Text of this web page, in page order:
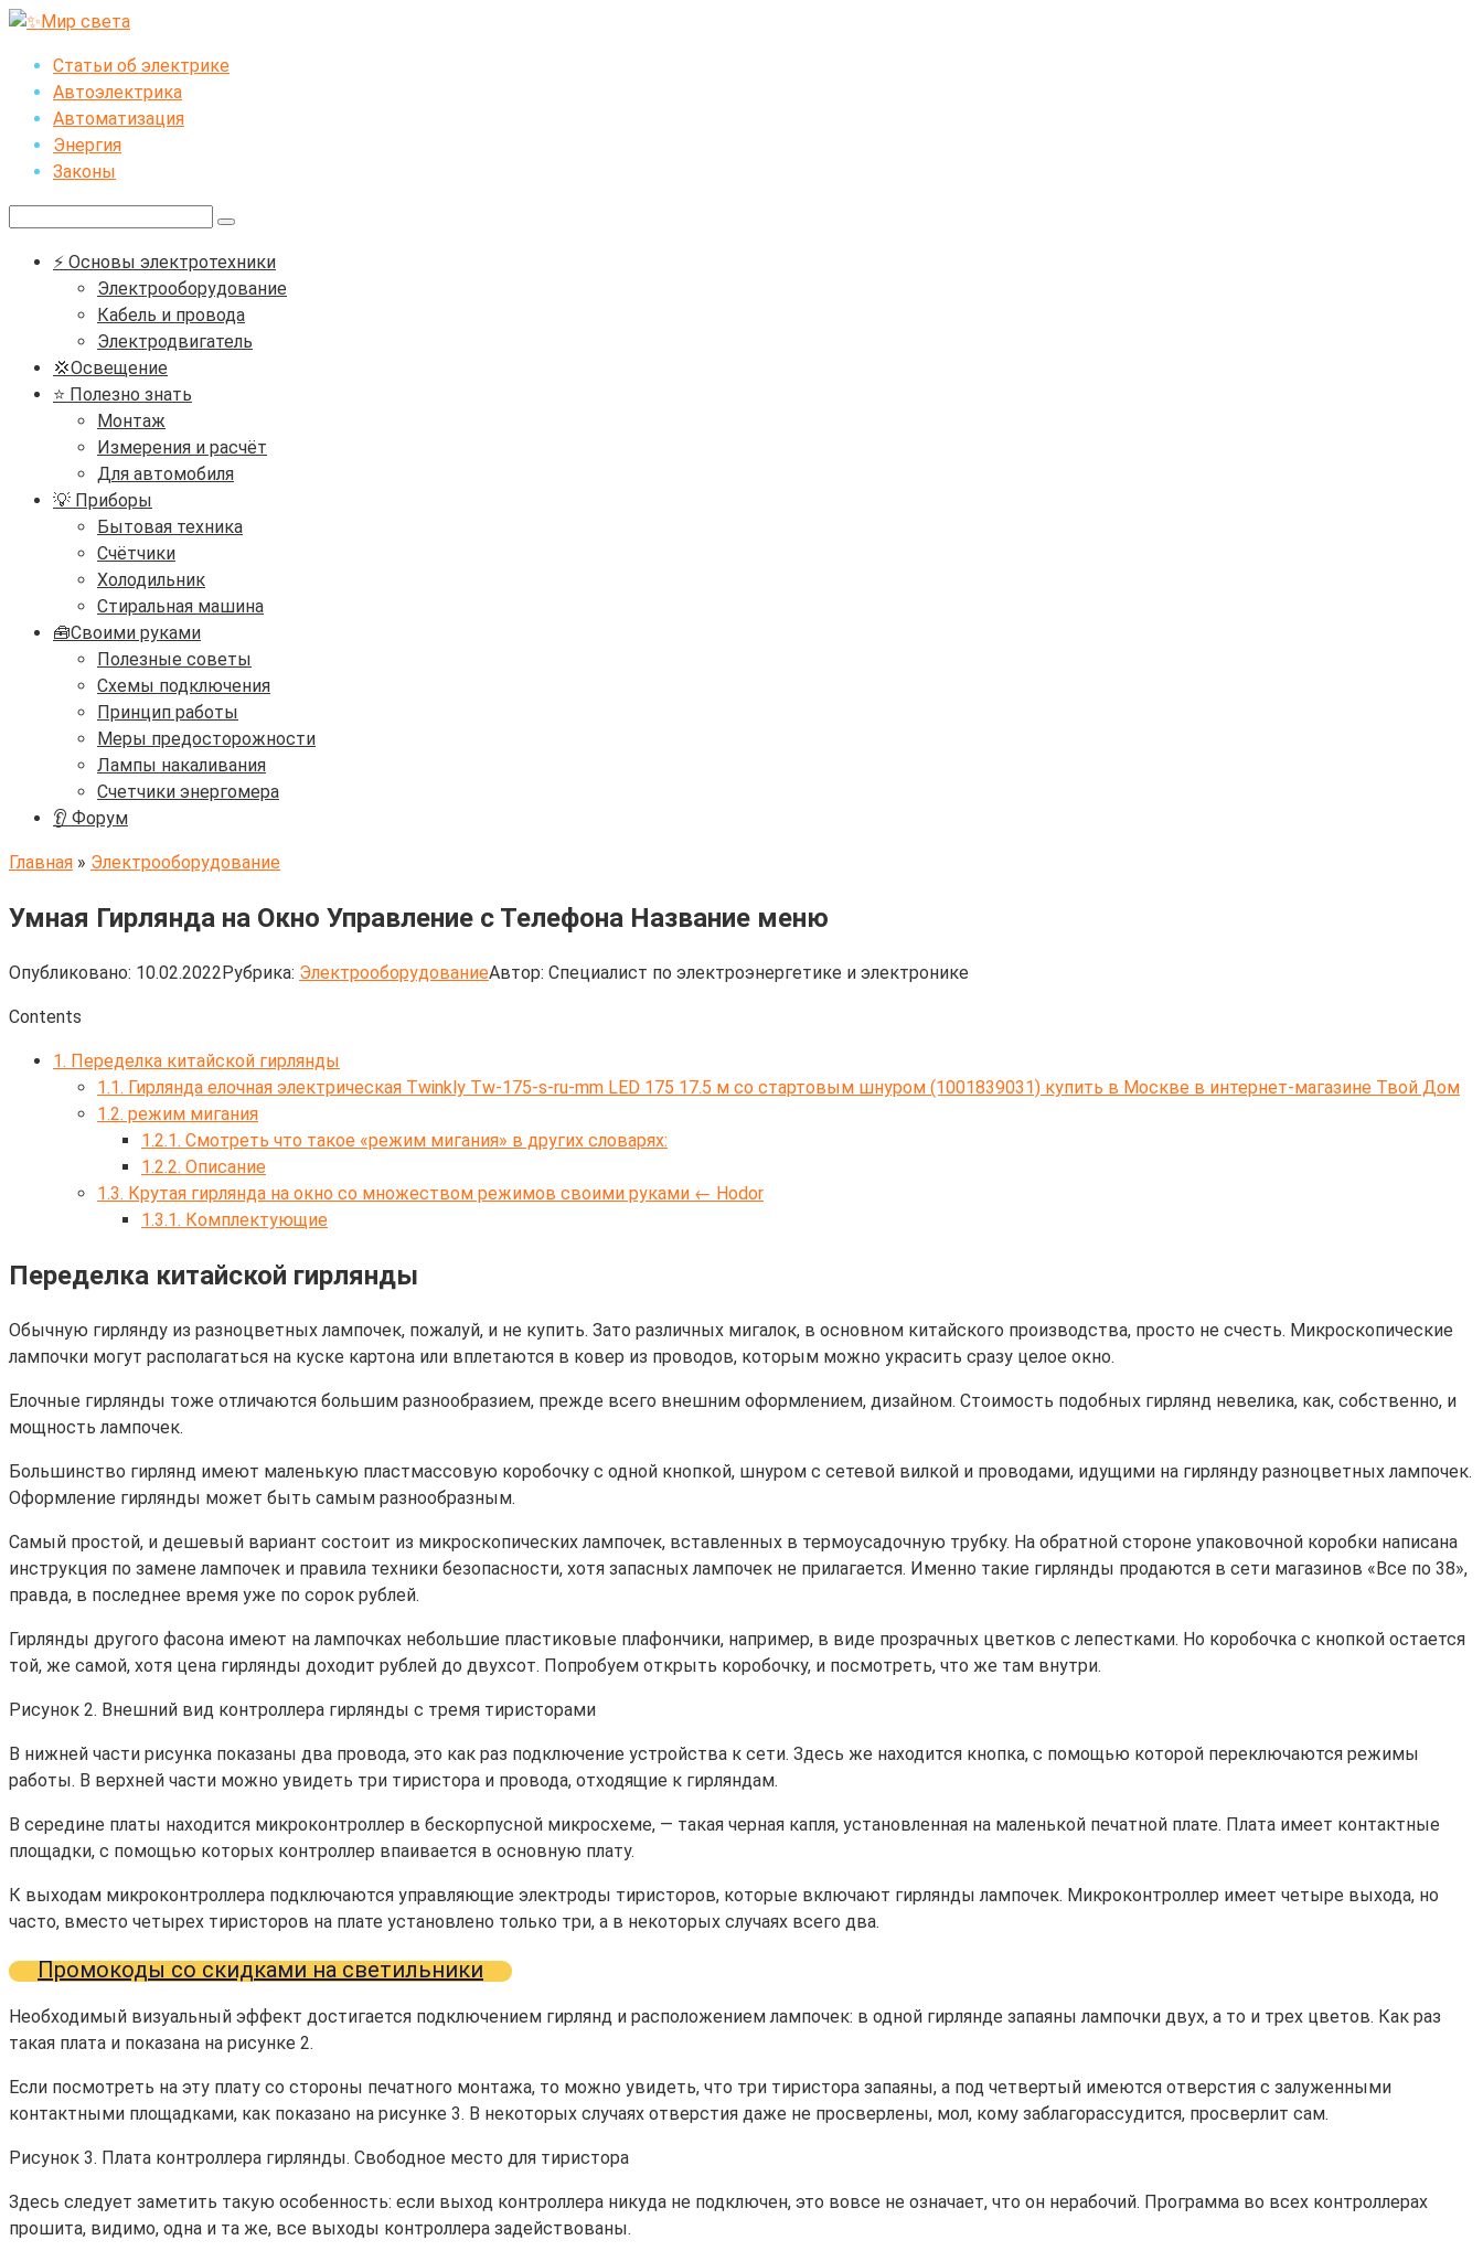
Перейти
контентуСтатьи об электрике
Автоэлектрика
Автоматизация
Энергия
Законы
⚡ Основы электротехники
Электрооборудование
Кабель и провода
Электродвигатель
💢Освещение
⭐ Полезно знать
Монтаж
Измерения и расчёт
Для автомобиля
💡 Приборы
Бытовая техника
Счётчики
Холодильник
Стиральная машина
🧰Своими руками
Полезные советы
Схемы подключения
Принцип работы
Меры предосторожности
Лампы накаливания
Счетчики энергомера
👂 Форум
Главная » Электрооборудование
Умная Гирлянда на Окно Управление с Телефона Название меню
Опубликовано: 10.02.2022Рубрика: ЭлектрооборудованиеАвтор: Cпециалист по электроэнергетике и электронике
Contents
1. Переделка китайской гирлянды
1.1. Гирлянда елочная электрическая Twinkly Tw-175-s-ru-mm LED 175 17.5 м со стартовым шнуром (1001839031) купить в Москве в интернет-магазине Твой Дом
1.2. режим мигания
1.2.1. Смотреть что такое «режим мигания» в других словарях:
1.2.2. Описание
1.3. Крутая гирлянда на окно со множеством режимов своими руками ← Hodor
1.3.1. Комплектующие
Переделка китайской гирлянды
Обычную гирлянду из разноцветных лампочек, пожалуй, и не купить. Зато различных мигалок, в основном китайского производства, просто не счесть. Микроскопические
лампочки могут располагаться на куске картона или вплетаются в ковер из проводов, которым можно украсить сразу целое окно.
Елочные гирлянды тоже отличаются большим разнообразием, прежде всего внешним оформлением, дизайном. Стоимость подобных гирлянд невелика, как, собственно, и
мощность лампочек.
Большинство гирлянд имеют маленькую пластмассовую коробочку с одной кнопкой, шнуром с сетевой вилкой и проводами, идущими на гирлянду разноцветных лампочек.
Оформление гирлянды может быть самым разнообразным.
Самый простой, и дешевый вариант состоит из микроскопических лампочек, вставленных в термоусадочную трубку. На обратной стороне упаковочной коробки написана
инструкция по замене лампочек и правила техники безопасности, хотя запасных лампочек не прилагается. Именно такие гирлянды продаются в сети магазинов «Все по 38»,
правда, в последнее время уже по сорок рублей.
Гирлянды другого фасона имеют на лампочках небольшие пластиковые плафончики, например, в виде прозрачных цветков с лепестками. Но коробочка с кнопкой остается
той, же самой, хотя цена гирлянды доходит рублей до двухсот. Попробуем открыть коробочку, и посмотреть, что же там внутри.
Рисунок 2. Внешний вид контроллера гирлянды с тремя тиристорами
В нижней части рисунка показаны два провода, это как раз подключение устройства к сети. Здесь же находится кнопка, с помощью которой переключаются режимы
работы. В верхней части можно увидеть три тиристора и провода, отходящие к гирляндам.
В середине платы находится микроконтроллер в бескорпусной микросхеме, — такая черная капля, установленная на маленькой печатной плате. Плата имеет контактные
площадки, с помощью которых контроллер впаивается в основную плату.
К выходам микроконтроллера подключаются управляющие электроды тиристоров, которые включают гирлянды лампочек. Микроконтроллер имеет четыре выхода, но
часто, вместо четырех тиристоров на плате установлено только три, а в некоторых случаях всего два.
Промокоды со скидками на светильники
Необходимый визуальный эффект достигается подключением гирлянд и расположением лампочек: в одной гирлянде запаяны лампочки двух, а то и трех цветов. Как раз
такая плата и показана на рисунке 2.
Если посмотреть на эту плату со стороны печатного монтажа, то можно увидеть, что три тиристора запаяны, а под четвертый имеются отверстия с залуженными
контактными площадками, как показано на рисунке 3. В некоторых случаях отверстия даже не просверлены, мол, кому заблагорассудится, просверлит сам.
Рисунок 3. Плата контроллера гирлянды. Свободное место для тиристора
Здесь следует заметить такую особенность: если выход контроллера никуда не подключен, это вовсе не означает, что он нерабочий. Программа во всех контроллерах
прошита, видимо, одна и та же, все выходы контроллера задействованы.